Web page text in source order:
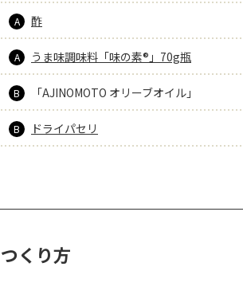
A 酢
A うま味調味料「味の素®」70g瓶
B 「AJINOMOTO オリーブオイル」
B ドライパセリ
つくり方